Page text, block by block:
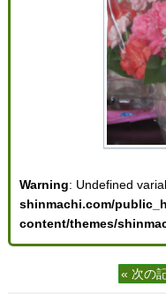
Warning: Undefined
shinmachi.com/
content/themes/
« 次の